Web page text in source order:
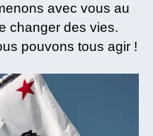
avec vous au
changer des vies.
pouvons tous agir !